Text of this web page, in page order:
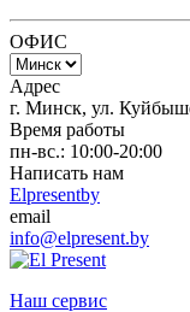
ОФИС
Адрес
г. Минск, ул.
Время работы
пн-вс.: 10:00-20:00
Написать нам
Elpresentby
email
info@elpresent.by
Наш сервис